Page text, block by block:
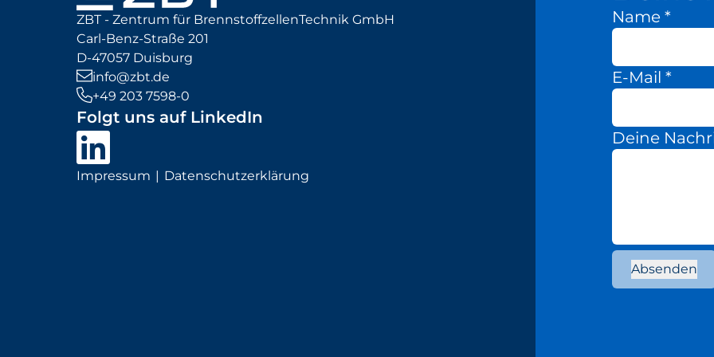
ZBT - Zentrum für BrennstoffzellenTechnik GmbH
Carl-Benz-Straße 201
D-47057 Duisburg
info@zbt.de
+49 203 7598-0
Folgt uns auf LinkedIn
Impressum Datenschutzerklärung
Name *
E-Mail *
Deine
Absenden